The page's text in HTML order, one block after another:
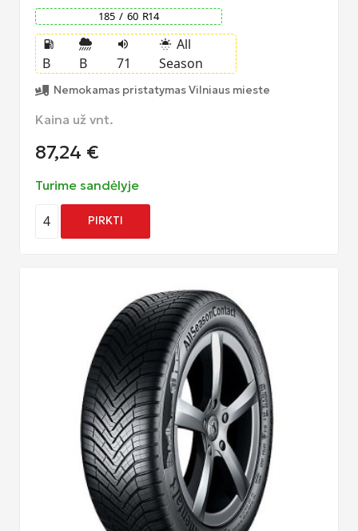
185 / 60 R14
local_gas_station
B B
volume_up
71
sunny_snowing All
Season
Nemokamas pristatymas Vilniaus mieste
Kaina už vnt.
87,24 €
Turime sandėlyje
4 PIRKTI